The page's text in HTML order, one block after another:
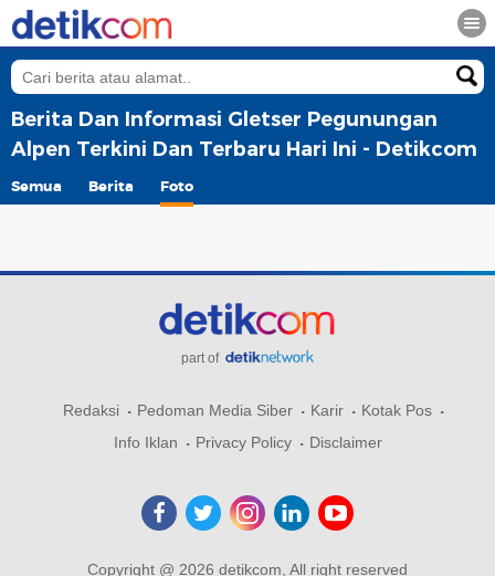
Berita Dan Informasi Gletser Pegunungan
Alpen Terkini Dan Terbaru Hari Ini - Detikcom
Semua Berita Foto
part of
Redaksi Pedoman Media Siber Karir
Kotak Pos
Info Iklan
Privacy Policy Disclaimer
Copyright @ 2026 detikcom, All right reserved